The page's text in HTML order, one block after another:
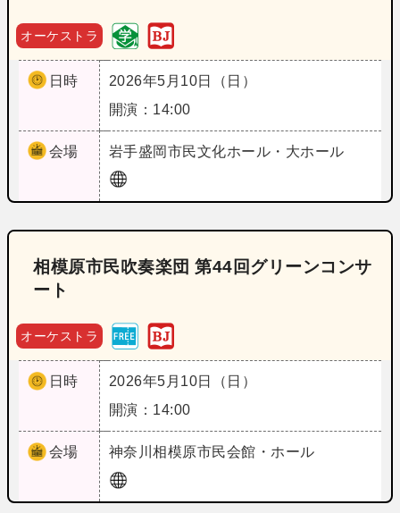
オーケストラ
日時
2026年5月10日（日）
開演：14:00
会場 岩手盛岡市民文化ホール・大ホール
相模原市民吹奏楽団 第44回グリーンコンサ
ート
オーケストラ
日時
2026年5月10日（日）
開演：14:00
会場 神奈川相模原市民会館・ホール